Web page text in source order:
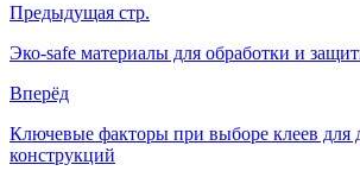
Предыдущая стр.
Эко-safe материалы для обработки и
Вперёд
Ключевые факторы при выборе клеев для
конструкций